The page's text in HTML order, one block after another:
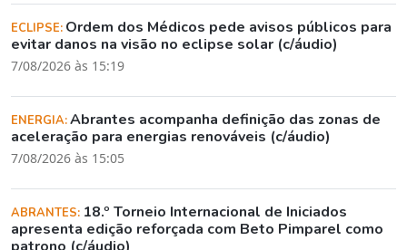
ECLIPSE: Ordem dos Médicos pede avisos públicos para
evitar danos na visão no eclipse solar (c/áudio)
7/08/2026 às 15:19
ENERGIA:Abrantes acompanha definição das zonas de
aceleração para energias renováveis (c/áudio)
7/08/2026 às 15:05
ABRANTES: 18.º Torneio Internacional de Iniciados
apresenta edição reforçada com Beto Pimparel como